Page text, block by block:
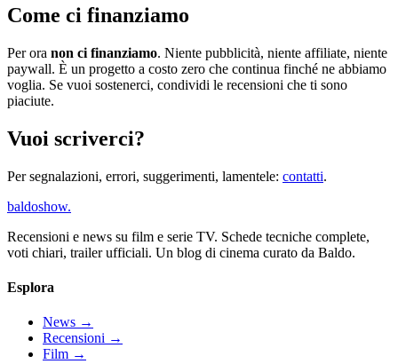
Come ci finanziamo
Per ora non ci finanziamo. Niente pubblicità, niente affiliate, niente
paywall. È un progetto a costo zero che continua finché ne abbiamo
voglia. Se vuoi sostenerci, condividi le recensioni che ti sono
piaciute.
Vuoi scriverci?
Per segnalazioni, errori, suggerimenti, lamentele: contatti.
baldoshow.
Recensioni e news su film e serie TV. Schede tecniche complete,
voti chiari, trailer ufficiali. Un blog di cinema curato da Baldo.
Esplora
News →
Recensioni →
Film →